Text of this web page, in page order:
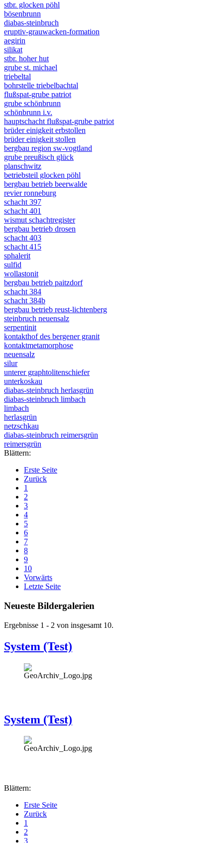
stbr. glocken pöhl
bösenbrunn
diabas-steinbruch
eruptiv-grauwacken-formation
aegirin
silikat
stbr. hoher hut
grube st. michael
triebeltal
bohrstelle triebelbachtal
flußspat-grube patriot
grube schönbrunn
schönbrunn i.v.
hauptschacht flußspat-grube patriot
brüder einigkeit erbstollen
brüder einigkeit stollen
bergbau region sw-vogtland
grube preußisch glück
planschwitz
betriebsteil glocken pöhl
bergbau betrieb beerwalde
revier ronneburg
schacht 397
schacht 401
wismut schachtregister
bergbau betrieb drosen
schacht 403
schacht 415
sphalerit
sulfid
wollastonit
bergbau betrieb paitzdorf
schacht 384
schacht 384b
bergbau betrieb reust-lichtenberg
steinbruch neuensalz
serpentinit
kontakthof des bergener granit
kontaktmetamorphose
neuensalz
silur
unterer graphtolitenschiefer
unterkoskau
diabas-steinbruch herlasgrün
diabas-steinbruch limbach
limbach
herlasgrün
netzschkau
diabas-steinbruch reimersgrün
reimersgrün
Blättern:
Erste Seite
Zurück
1
2
3
4
5
6
7
8
9
10
Vorwärts
Letzte Seite
Neueste Bildergalerien
Ergebnisse 1 - 2 von insgesamt 10.
System (Test)
System (Test)
Blättern:
Erste Seite
Zurück
1
2
3